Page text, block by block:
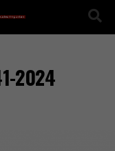
2024